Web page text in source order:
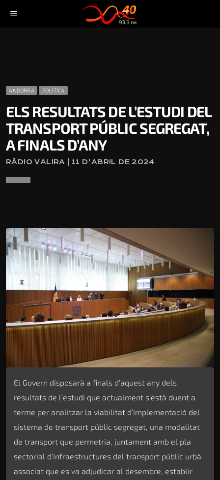
menu
ANDORRA POLÍTICA
ELS RESULTATS DE L’ESTUDI DEL
TRANSPORT PÚBLIC SEGREGAT,
A FINALS D’ANY
RÀDIO VALIRA | 11 D'ABRIL DE 2024
El Govern disposarà a finals d’aquest any dels
resultats de l’estudi que actualment s’està duent a
terme per analitzar la viabilitat d’implementació del
sistema de transport públic segregat, una modalitat
de transport que permetria, juntament amb el pla
sectorial d’infraestructures del transport públic urbà
associat que es va adjudicar al desembre, establir